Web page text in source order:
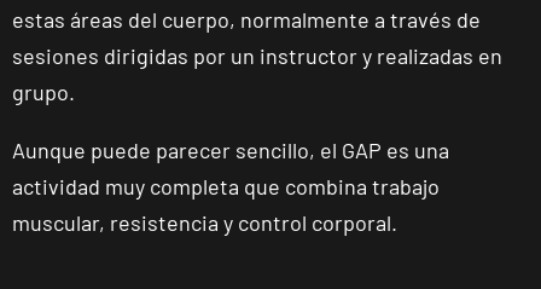
estas áreas del cuerpo, normalmente a través de
sesiones dirigidas por un instructor y realizadas en
grupo.
Aunque puede parecer sencillo, el GAP es una
actividad muy completa que combina trabajo
muscular, resistencia y control corporal.